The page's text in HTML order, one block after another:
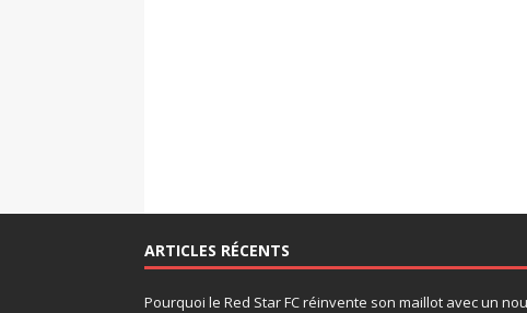
ARTICLES RÉCENTS
Pourquoi le Red Star FC réinvente son maillot avec un